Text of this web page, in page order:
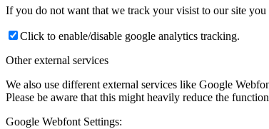
If you do not want that we track your visist to our site
Click to enable/disable google analytics tracking.
Other external services
We also use different external services like Google
Please be aware that this might heavily reduce the
Google Webfont Settings: